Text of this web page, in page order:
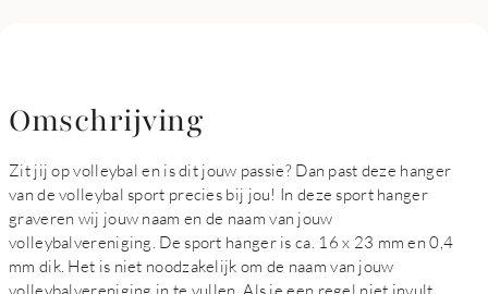
Omschrijving
Zit jij op volleybal en is dit jouw passie? Dan past deze hanger
van de volleybal sport precies bij jou! In deze sport hanger
graveren wij jouw naam en de naam van jouw
volleybalvereniging. De sport hanger is ca. 16 x 23 mm en 0,4
mm dik. Het is niet noodzakelijk om de naam van jouw
volleybalvereniging in te vullen. Als je een regel niet invult,